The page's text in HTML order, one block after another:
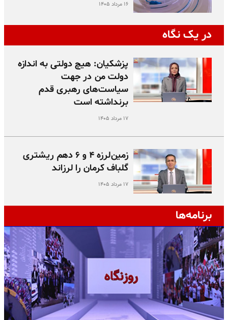
۱۶ مرداد ۱۴۰۵
در یک نگاه
پزشکیان: هیچ دولتی به اندازه
دولت من در جهت
سیاست‌های رهبری قدم
برنداشته است
۱۷ مرداد ۱۴۰۵
زمین‌لرزه ۴ و ۶ دهم ریشتری
گلباف کرمان را لرزاند
۱۷ مرداد ۱۴۰۵
برنامه‌ها